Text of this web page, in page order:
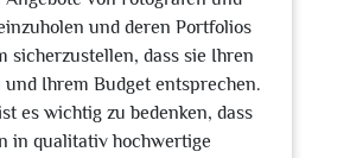
und deren Portfolios
sicherzustellen, dass sie Ihren
Ihrem Budget entsprechen.
es wichtig zu bedenken, dass
in qualitativ hochwertige